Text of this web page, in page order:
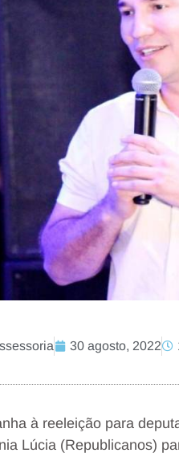
30 agosto, 2022
à reeleição para
Lúcia (Republicanos)